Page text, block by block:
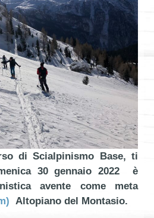
di Scialpinismo Base, ti
30 gennaio 2022 è
avente come meta
Altopiano del Montasio.